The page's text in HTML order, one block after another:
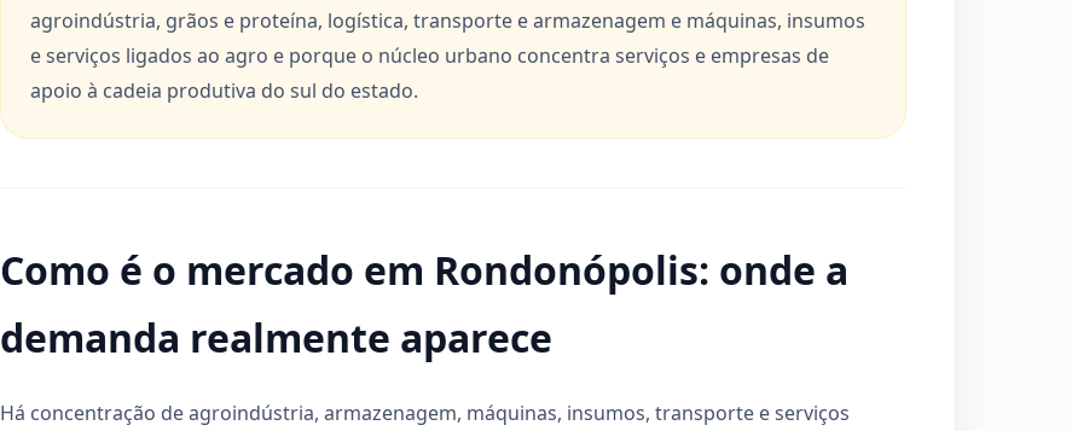
agroindústria, grãos e proteína, logística, transporte e armazenagem e máquinas, insumos
e serviços ligados ao agro e porque o núcleo urbano concentra serviços e empresas de
apoio à cadeia produtiva do sul do estado.
Como é o mercado em Rondonópolis: onde a
demanda realmente aparece
Há concentração de agroindústria, armazenagem, máquinas, insumos, transporte e serviços